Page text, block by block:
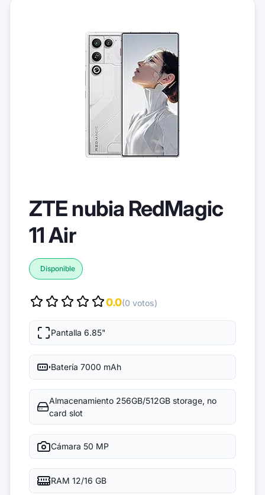
ZTE nubia RedMagic
11 Air
Disponible
0.0(0 votos)
Pantalla 6.85"
Batería 7000 mAh
Almacenamiento 256GB/512GB storage, no
card slot
Cámara 50 MP
RAM 12/16 GB